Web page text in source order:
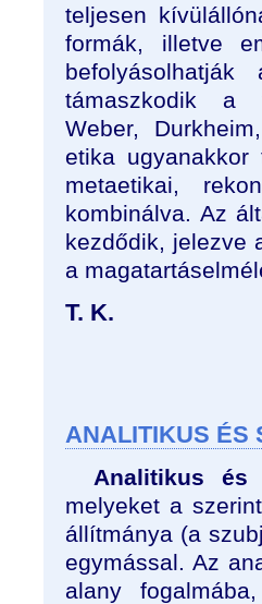
teljesen
formák, illetve
támaszkodik a
Weber,
etika
metaetikai,
kombinálva. Az
kezdődik, jelezve
a
T. K.
ANALITIKUS ÉS
Analitikus és
melyeket a
állítmánya (a
egymással. Az
alany